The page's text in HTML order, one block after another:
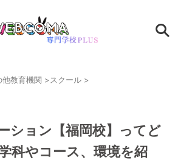
教育機関 >スクール >
ション【福岡校】ってど
科やコース、環境を紹